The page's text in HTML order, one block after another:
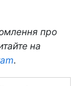
про
на
.